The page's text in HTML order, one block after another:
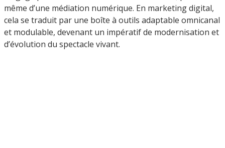
même d’une médiation numérique. En marketing digital,
cela se traduit par une boîte à outils adaptable omnicanal
et modulable, devenant un impératif de modernisation et
d’évolution du spectacle vivant.